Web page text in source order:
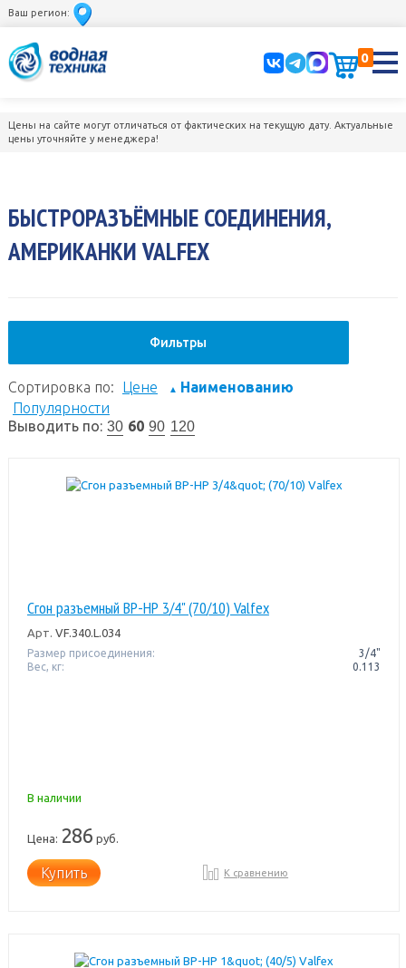
Ваш регион:
0
Цены на сайте могут отличаться от фактических на текущую дату. Актуальные
цены уточняйте у менеджера!
БЫСТРОРАЗЪЁМНЫЕ СОЕДИНЕНИЯ,
АМЕРИКАНКИ VALFEX
Фильтры
Сортировка по: Цене ▲ Наименованию
Популярности
Выводить по: 30 60 90 120
Сгон разъемный ВР-НР 3/4" (70/10) Valfex
Арт. VF.340.L.034
Размер присоединения:
3/4"
Вес, кг:
0.113
В наличии
Цена: 286 руб.
Купить К сравнению